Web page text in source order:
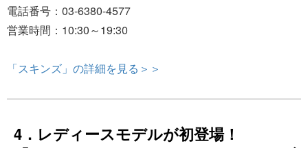
電話番号：03-6380-4577
営業時間：10:30～19:30
「スキンズ」の詳細を見る＞＞
4．レディースモデルが初登場！